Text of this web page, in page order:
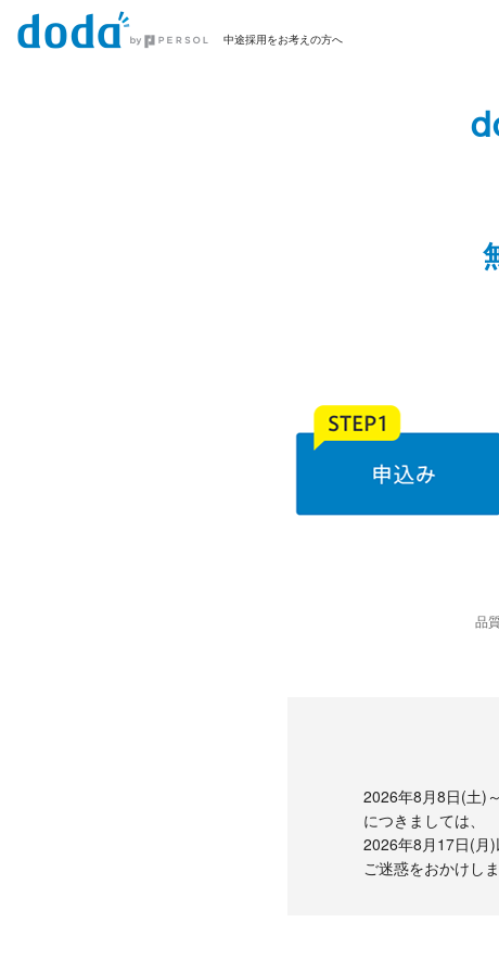
中途採用をお考えの方へ
品
2026年8月8日(土)
につきましては、
2026年8月17日(月)
ご迷惑をおかけし